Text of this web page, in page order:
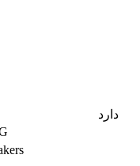
دارد